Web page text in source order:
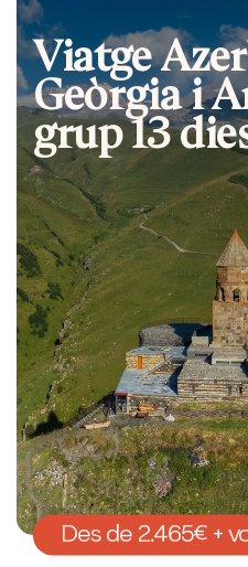
Viatge
Geòrgia i
grup 13
Des de 2.465€ +